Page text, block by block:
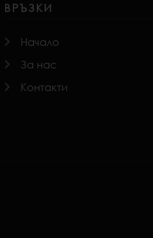
ВРЪЗКИ
Начало
За нас
Контакти